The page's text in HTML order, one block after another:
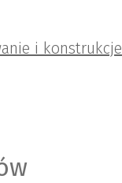
i konstrukcje